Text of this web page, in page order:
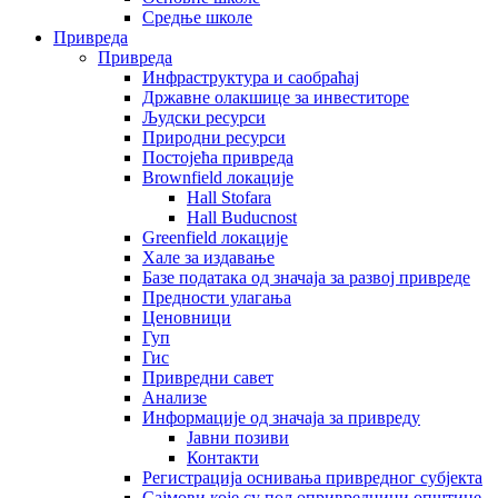
Средње школе
Привреда
Привреда
Инфраструктура и саобраћај
Државне олакшице за инвеститоре
Људски ресурси
Природни ресурси
Постојећа привреда
Brownfield локације
Hall Stofara
Hall Buducnost
Greenfield локације
Хале за издавање
Базе података од значаја за развој привреде
Предности улагања
Ценовници
Гуп
Гис
Привредни савет
Aнализе
Информације од значаја за привреду
Јавни позиви
Контакти
Регистрација оснивања привредног субјекта